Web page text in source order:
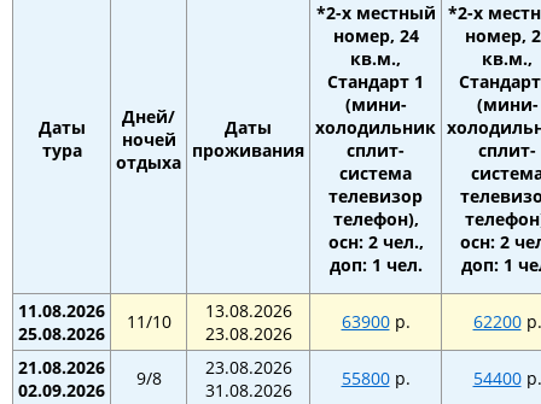
Даты
тура
Дней/
ночей
отдыха
Даты
проживания
*2-х местный
номер, 24
кв.м.,
Стандарт 1
(мини-
холодильник
сплит-
система
телевизор
телефон),
осн: 2 чел.,
доп: 1 чел.
*2-х
номер,
кв.м.,
(мини-
сплит-
осн: 2
доп: 1
11.08.2026
25.08.2026
11/10
13.08.2026
23.08.2026
63900р. 62200р.
21.08.2026
02.09.2026
9/8
23.08.2026
31.08.2026
55800р. 54400р.